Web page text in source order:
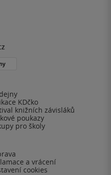
KDčko
knižních závisláků
poukazy
pro školy
a vrácení
cookies